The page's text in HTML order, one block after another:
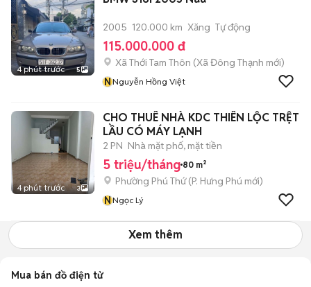
4 phút trước 5
2005 120.000 km Xăng Tự động
115.000.000 đ
Xã Thới Tam Thôn (Xã Đông Thạnh mới)
NNguyễn Hồng Việt
4 phút trước 3
CHO THUÊ NHÀ KDC THIÊN LỘC TRỆT
LẦU CÓ MÁY LẠNH
2 PN Nhà mặt phố, mặt tiền
5 triệu/tháng 80 m²
Phường Phú Thứ(P. Hưng Phú mới)
NNgọc Lý
Xem thêm
Mua bán đồ điện tử